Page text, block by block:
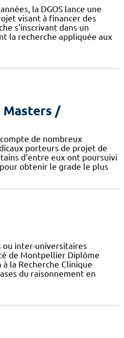
la DGOS lance une
visant à financer des
s'inscrivant dans un
la recherche appliquée aux
Masters /
de nombreux
porteurs de projet de
d'entre eux ont poursuivi
obtenir le grade le plus
ou inter-universitaires
de Montpellier Diplôme
la Recherche Clinique
du raisonnement en